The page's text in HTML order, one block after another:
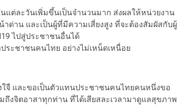
นแต่ละวันเพิ่มขึ้นเป็นจำนวนมาก ส่งผลให้หน่วยงาน
ด่าน และเป็นผู้ที่มีความเสี่ยงสูง ที่จะต้องสัมผัสกับผู้
ไปสู่ประชาชนอื่นได้
ประชาชนคนไทย อย่างไม่เหน็ดเหนื่อย
จื และขอเป็นตัวแทนประชาชนคนไทยคนหนึ่งขอ
งจิตอาสาทุกท่าน ที่ได้เสียสละเวลามาดูแลสุขภาพ